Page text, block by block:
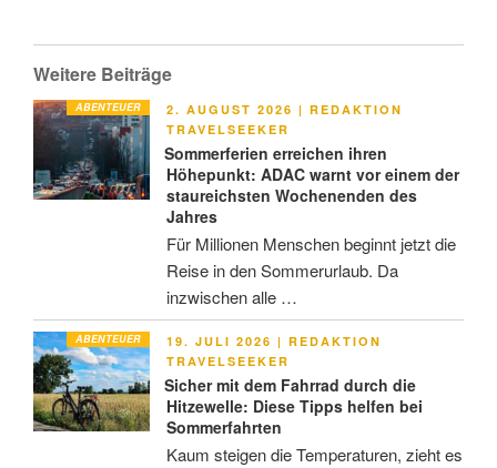
Weitere Beiträge
ABENTEUER
VERÖFFENTLICHT
AM
2. AUGUST 2026 | REDAKTION
TRAVELSEEKER
Sommerferien erreichen ihren
Höhepunkt: ADAC warnt vor einem der
staureichsten Wochenenden des
Jahres
Für Millionen Menschen beginnt jetzt die
Reise in den Sommerurlaub. Da
inzwischen alle …
ABENTEUER
VERÖFFENTLICHT
AM
19. JULI 2026 | REDAKTION
TRAVELSEEKER
Sicher mit dem Fahrrad durch die
Hitzewelle: Diese Tipps helfen bei
Sommerfahrten
Kaum steigen die Temperaturen, zieht es